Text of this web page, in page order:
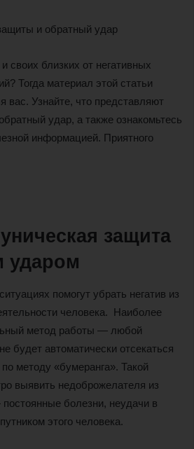
своих близких от негативных
Тогда материал этой статьи
вас. Узнайте, что представляют
удар, а также ознакомьтесь
информацией. Приятного
защита
ударом
помогут убрать негатив из
человека. Наиболее
метод работы — любой
будет автоматически отсекаться
методу «бумеранга». Такой
выявить недоброжелателя из
болезни, неудачи в
этого человека.